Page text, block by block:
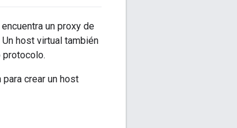
un proxy de
host virtual también
crear un host